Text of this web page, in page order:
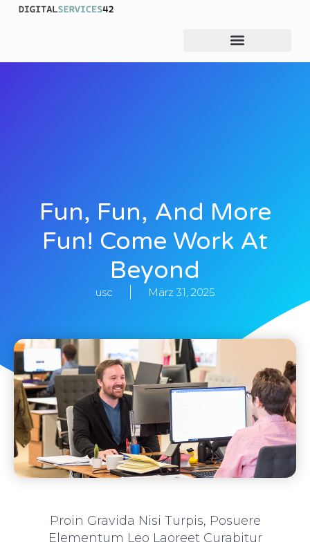
Fun, Fun, And More
Fun! Come Work At
Beyond
usc März 31, 2025
Proin Gravida Nisi Turpis, Posuere
Elementum Leo Laoreet Curabitur